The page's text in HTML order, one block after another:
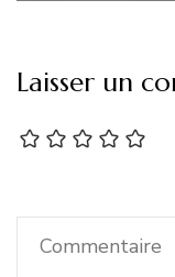
Laisser un